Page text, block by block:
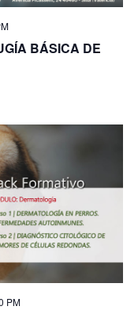
BÁSICA DE
PM